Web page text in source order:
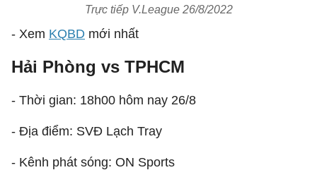
Trực tiếp V.League 26/8/2022
- Xem KQBD mới nhất
Hải Phòng vs TPHCM
- Thời gian: 18h00 hôm nay 26/8
- Địa điểm: SVĐ Lạch Tray
- Kênh phát sóng: ON Sports